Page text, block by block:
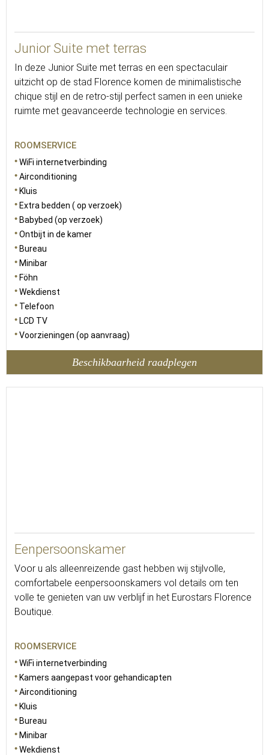
Junior Suite met terras
In deze Junior Suite met terras en een spectaculair
uitzicht op de stad Florence komen de minimalistische
chique stijl en de retro-stijl perfect samen in een unieke
ruimte met geavanceerde technologie en services.
ROOMSERVICE
WiFi internetverbinding
Airconditioning
Kluis
Extra bedden ( op verzoek)
Babybed (op verzoek)
Ontbijt in de kamer
Bureau
Minibar
Föhn
Wekdienst
Telefoon
LCD TV
Voorzieningen (op aanvraag)
Beschikbaarheid raadplegen
Eenpersoonskamer
Voor u als alleenreizende gast hebben wij stijlvolle,
comfortabele eenpersoonskamers vol details om ten
volle te genieten van uw verblijf in het Eurostars Florence
Boutique.
ROOMSERVICE
WiFi internetverbinding
Kamers aangepast voor gehandicapten
Airconditioning
Kluis
Bureau
Minibar
Wekdienst